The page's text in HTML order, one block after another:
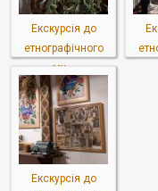
Екскурсія до
етнографічного
му...
Екскурсія до